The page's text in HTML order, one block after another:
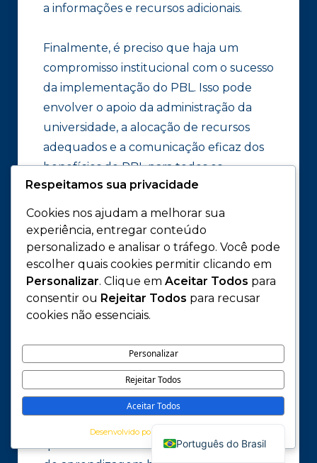
a informações e recursos adicionais.
Finalmente, é preciso que haja um
compromisso institucional com o sucesso
da implementação do PBL. Isso pode
envolver o apoio da administração da
universidade, a alocação de recursos
adequados e a comunicação eficaz dos
benefícios do PBL para todos os
stakeholders, incluindo estudantes,
professores e a comunidade médica em
geral.
Agora que exploramos os primeiros
passos para implementar o PBL, como
você pode efetivamente desenvolver
estudantes e promovam uma
aprendizagem profunda?Na próxima
seção do nosso Guia Prático para PBL,
mergulharemos na arte de criar
problemas autênticos e desafiadores
que sirvam como o coração do processo
Respeitamos sua privacidade
Cookies nos ajudam a melhorar sua
experiência, entregar conteúdo
personalizado e analisar o tráfego. Você pode
escolher quais cookies permitir clicando em
Personalizar. Clique em Aceitar Todos para
consentir ou Rejeitar Todos para recusar
cookies não essenciais.
Personalizar
Rejeitar Todos
Aceitar Todos
Desenvolvido por
Português do Brasil